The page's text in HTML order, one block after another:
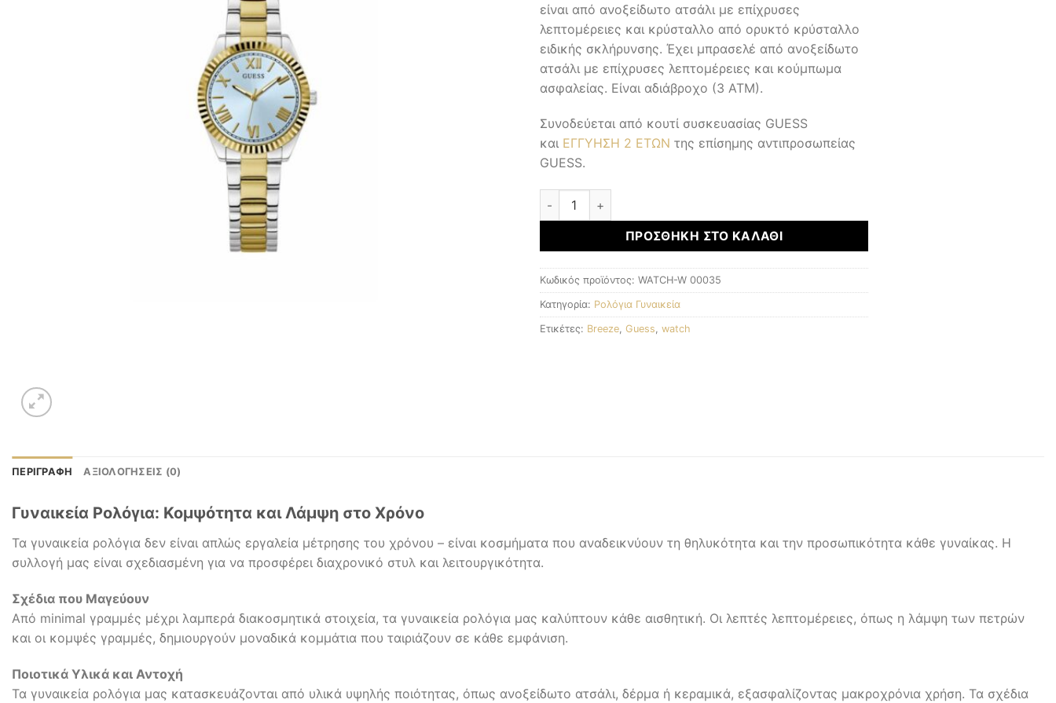
είναι από ανοξείδωτο ατσάλι με επίχρυσες
λεπτομέρειες και κρύσταλλο από ορυκτό κρύσταλλο
ειδικής σκλήρυνσης. Έχει μπρασελέ από ανοξείδωτο
ατσάλι με επίχρυσες λεπτομέρειες και κούμπωμα
ασφαλείας. Είναι αδιάβροχο (3 ΑΤΜ).
Συνοδεύεται από κουτί συσκευασίας GUESS
και ΕΓΓΥΗΣΗ 2 ΕΤΩΝ της επίσημης αντιπροσωπείας
GUESS.
Γυναικεία Ρολόγια ποσότητα
ΠΡΟΣΘΉΚΗ ΣΤΟ ΚΑΛΆΘΙ
Κωδικός προϊόντος: WATCH-W 00035
Κατηγορία: Ρολόγια Γυναικεία
Ετικέτες: Breeze, Guess, watch
ΠΕΡΙΓΡΑΦΉ ΑΞΙΟΛΟΓΉΣΕΙΣ (0)
Γυναικεία Ρολόγια: Κομψότητα και Λάμψη στο Χρόνο
Τα γυναικεία ρολόγια δεν είναι απλώς εργαλεία μέτρησης του χρόνου – είναι κοσμήματα που αναδεικνύουν τη θηλυκότητα και την προσωπικότητα κάθε γυναίκας. Η
συλλογή μας είναι σχεδιασμένη για να προσφέρει διαχρονικό στυλ και λειτουργικότητα.
Σχέδια που Μαγεύουν
Από minimal γραμμές μέχρι λαμπερά διακοσμητικά στοιχεία, τα γυναικεία ρολόγια μας καλύπτουν κάθε αισθητική. Οι λεπτές λεπτομέρειες, όπως η λάμψη των πετρών
και οι κομψές γραμμές, δημιουργούν μοναδικά κομμάτια που ταιριάζουν σε κάθε εμφάνιση.
Ποιοτικά Υλικά και Αντοχή
Τα γυναικεία ρολόγια μας κατασκευάζονται από υλικά υψηλής ποιότητας, όπως ανοξείδωτο ατσάλι, δέρμα ή κεραμικά, εξασφαλίζοντας μακροχρόνια χρήση. Τα σχέδια